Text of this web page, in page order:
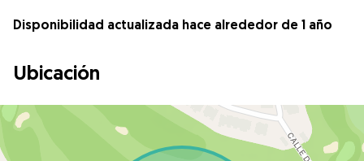
Disponibilidad actualizada hace alrededor de 1 año
Ubicación